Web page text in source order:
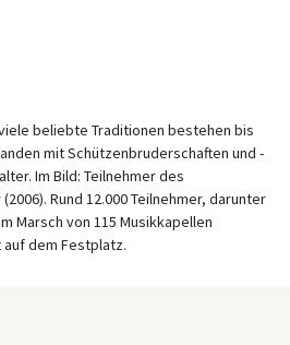
beliebte Traditionen bestehen bis
mit Schützenbruderschaften und -
Im Bild: Teilnehmer des
Rund 12.000 Teilnehmer, darunter
Marsch von 115 Musikkapellen
dem Festplatz.